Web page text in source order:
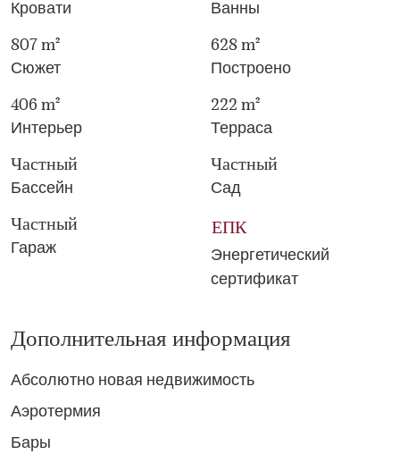
Кровати
Ванны
807 m²
Сюжет
628 m²
Построено
406 m²
Интерьер
222 m²
Терраса
Частный
Бассейн
Частный
Сад
Частный
Гараж
ЕПК
Энергетический
сертификат
Дополнительная информация
Абсолютно новая недвижимость
Аэротермия
Бары